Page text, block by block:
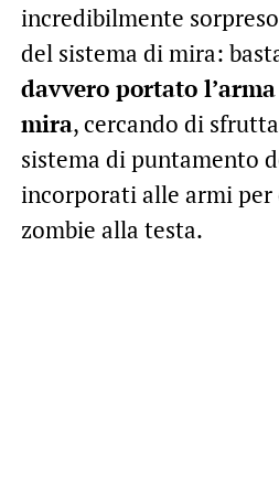
incredibilmente
del sistema di mira:
davvero portato
mira, cercando di
sistema di puntamento
incorporati alle armi
zombie alla testa.